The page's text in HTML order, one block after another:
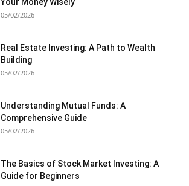
05/02/2026
Real Estate Investing: A Path to Wealth
Building
05/02/2026
Understanding Mutual Funds: A
Comprehensive Guide
05/02/2026
The Basics of Stock Market Investing: A
Guide for Beginners